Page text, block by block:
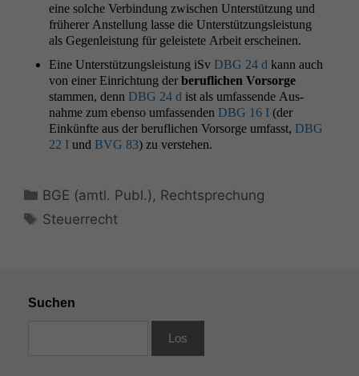
eine solche Verbindung zwis­chen Unter­stützung und
früher­er Anstel­lung lasse die Unter­stützungsleis­tung
als Gegen­leis­tung für geleis­tete Arbeit erscheinen.
Eine Unter­stützungsleis­tung iSv DBG 24 d kann auch
von ein­er Ein­rich­tung der beru­flichen Vor­sorge
stam­men, denn DBG 24 d ist als umfassende Aus­
nahme zum eben­so umfassenden DBG 16 I (der
Einkün­fte aus der beru­flichen Vor­sorge umfasst, DBG
22 I und BVG 83) zu verstehen.
Kategorien
BGE (amtl. Publ.) , Rechtsprechung
Schlagwörter
Steuerrecht
Suchen